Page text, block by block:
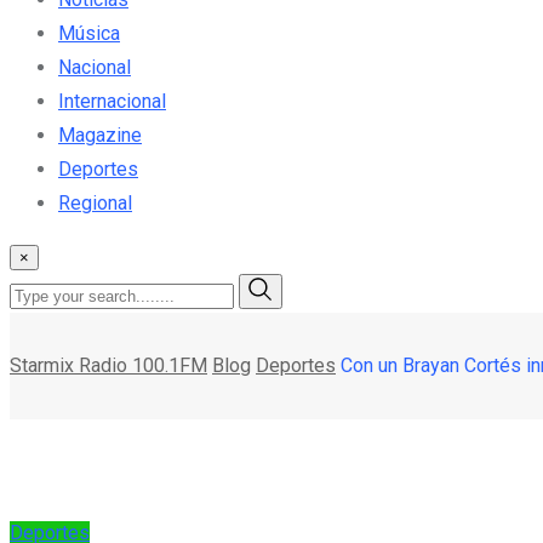
Música
Nacional
Internacional
Magazine
Deportes
Regional
×
Starmix Radio 100.1FM Blog Deportes Con un Brayan Cortés
Deportes